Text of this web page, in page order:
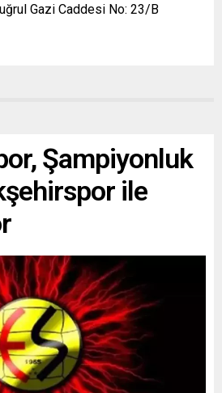
Gazi Caddesi No: 23/B
Şampiyonluk
ile